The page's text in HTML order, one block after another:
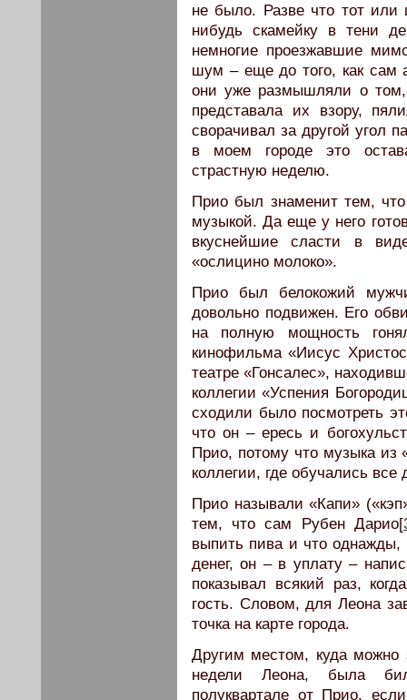
не было. Разве что тот или
нибудь скамейку в тени
немногие проезжавшие
шум – еще до того, как сам
они уже размышляли о
представала их взору,
сворачивал за другой угол
в моем городе это
страстную неделю.
Прио был знаменит тем,
музыкой. Да еще у него
вкуснейшие сласти в
«ослицино молоко».
Прио был белокожий
довольно подвижен. Его
на полную мощность
кинофильма «Иисус
театре «Гонсалес»,
коллегии «Успения
сходили было посмотреть
что он – ересь и
Прио, потому что музыка
коллегии, где обучались все
Прио называли «Капи»
тем, что сам Рубен Дарио[
выпить пива и что однажды,
денег, он – в уплату –
показывал всякий раз,
гость. Словом, для Леона
точка на карте города.
Другим местом, куда можно
недели Леона, была
полуквартале от Прио,